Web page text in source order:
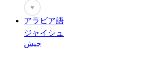
♥
アラビア語
ジャイシュ
جيش